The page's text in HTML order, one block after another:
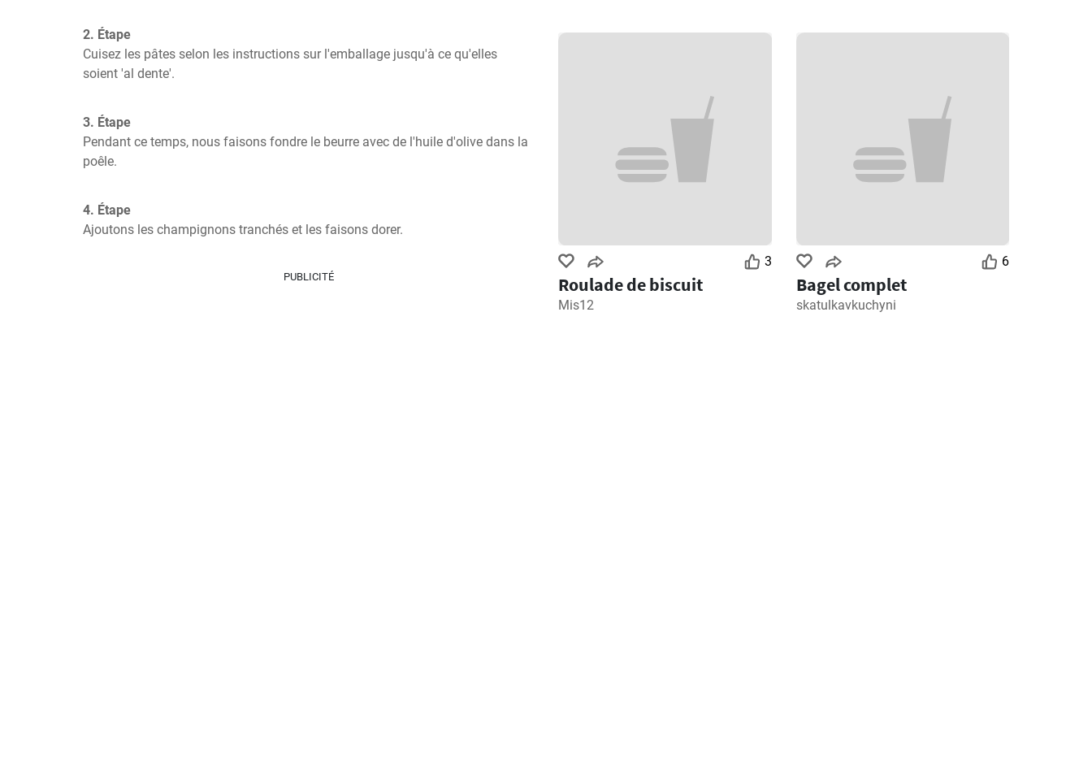
2. Étape
Cuisez les pâtes selon les instructions sur l'emballage jusqu'à ce qu'elles
soient 'al dente'.
3. Étape
Pendant ce temps, nous faisons fondre le beurre avec de l'huile d'olive dans la
poêle.
4. Étape
Ajoutons les champignons tranchés et les faisons dorer.
PUBLICITÉ
3
Roulade de biscuit
Mis12
6
Bagel complet
skatulkavkuchyni